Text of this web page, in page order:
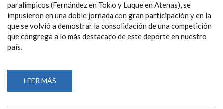
paralímpicos (Fernández en Tokio y Luque en Atenas), se
impusieron en una doble jornada con gran participación y en la
que se volvió a demostrar la consolidación de una competición
que congrega a lo más destacado de este deporte en nuestro
país.
LEER MÁS
CAMPEONES